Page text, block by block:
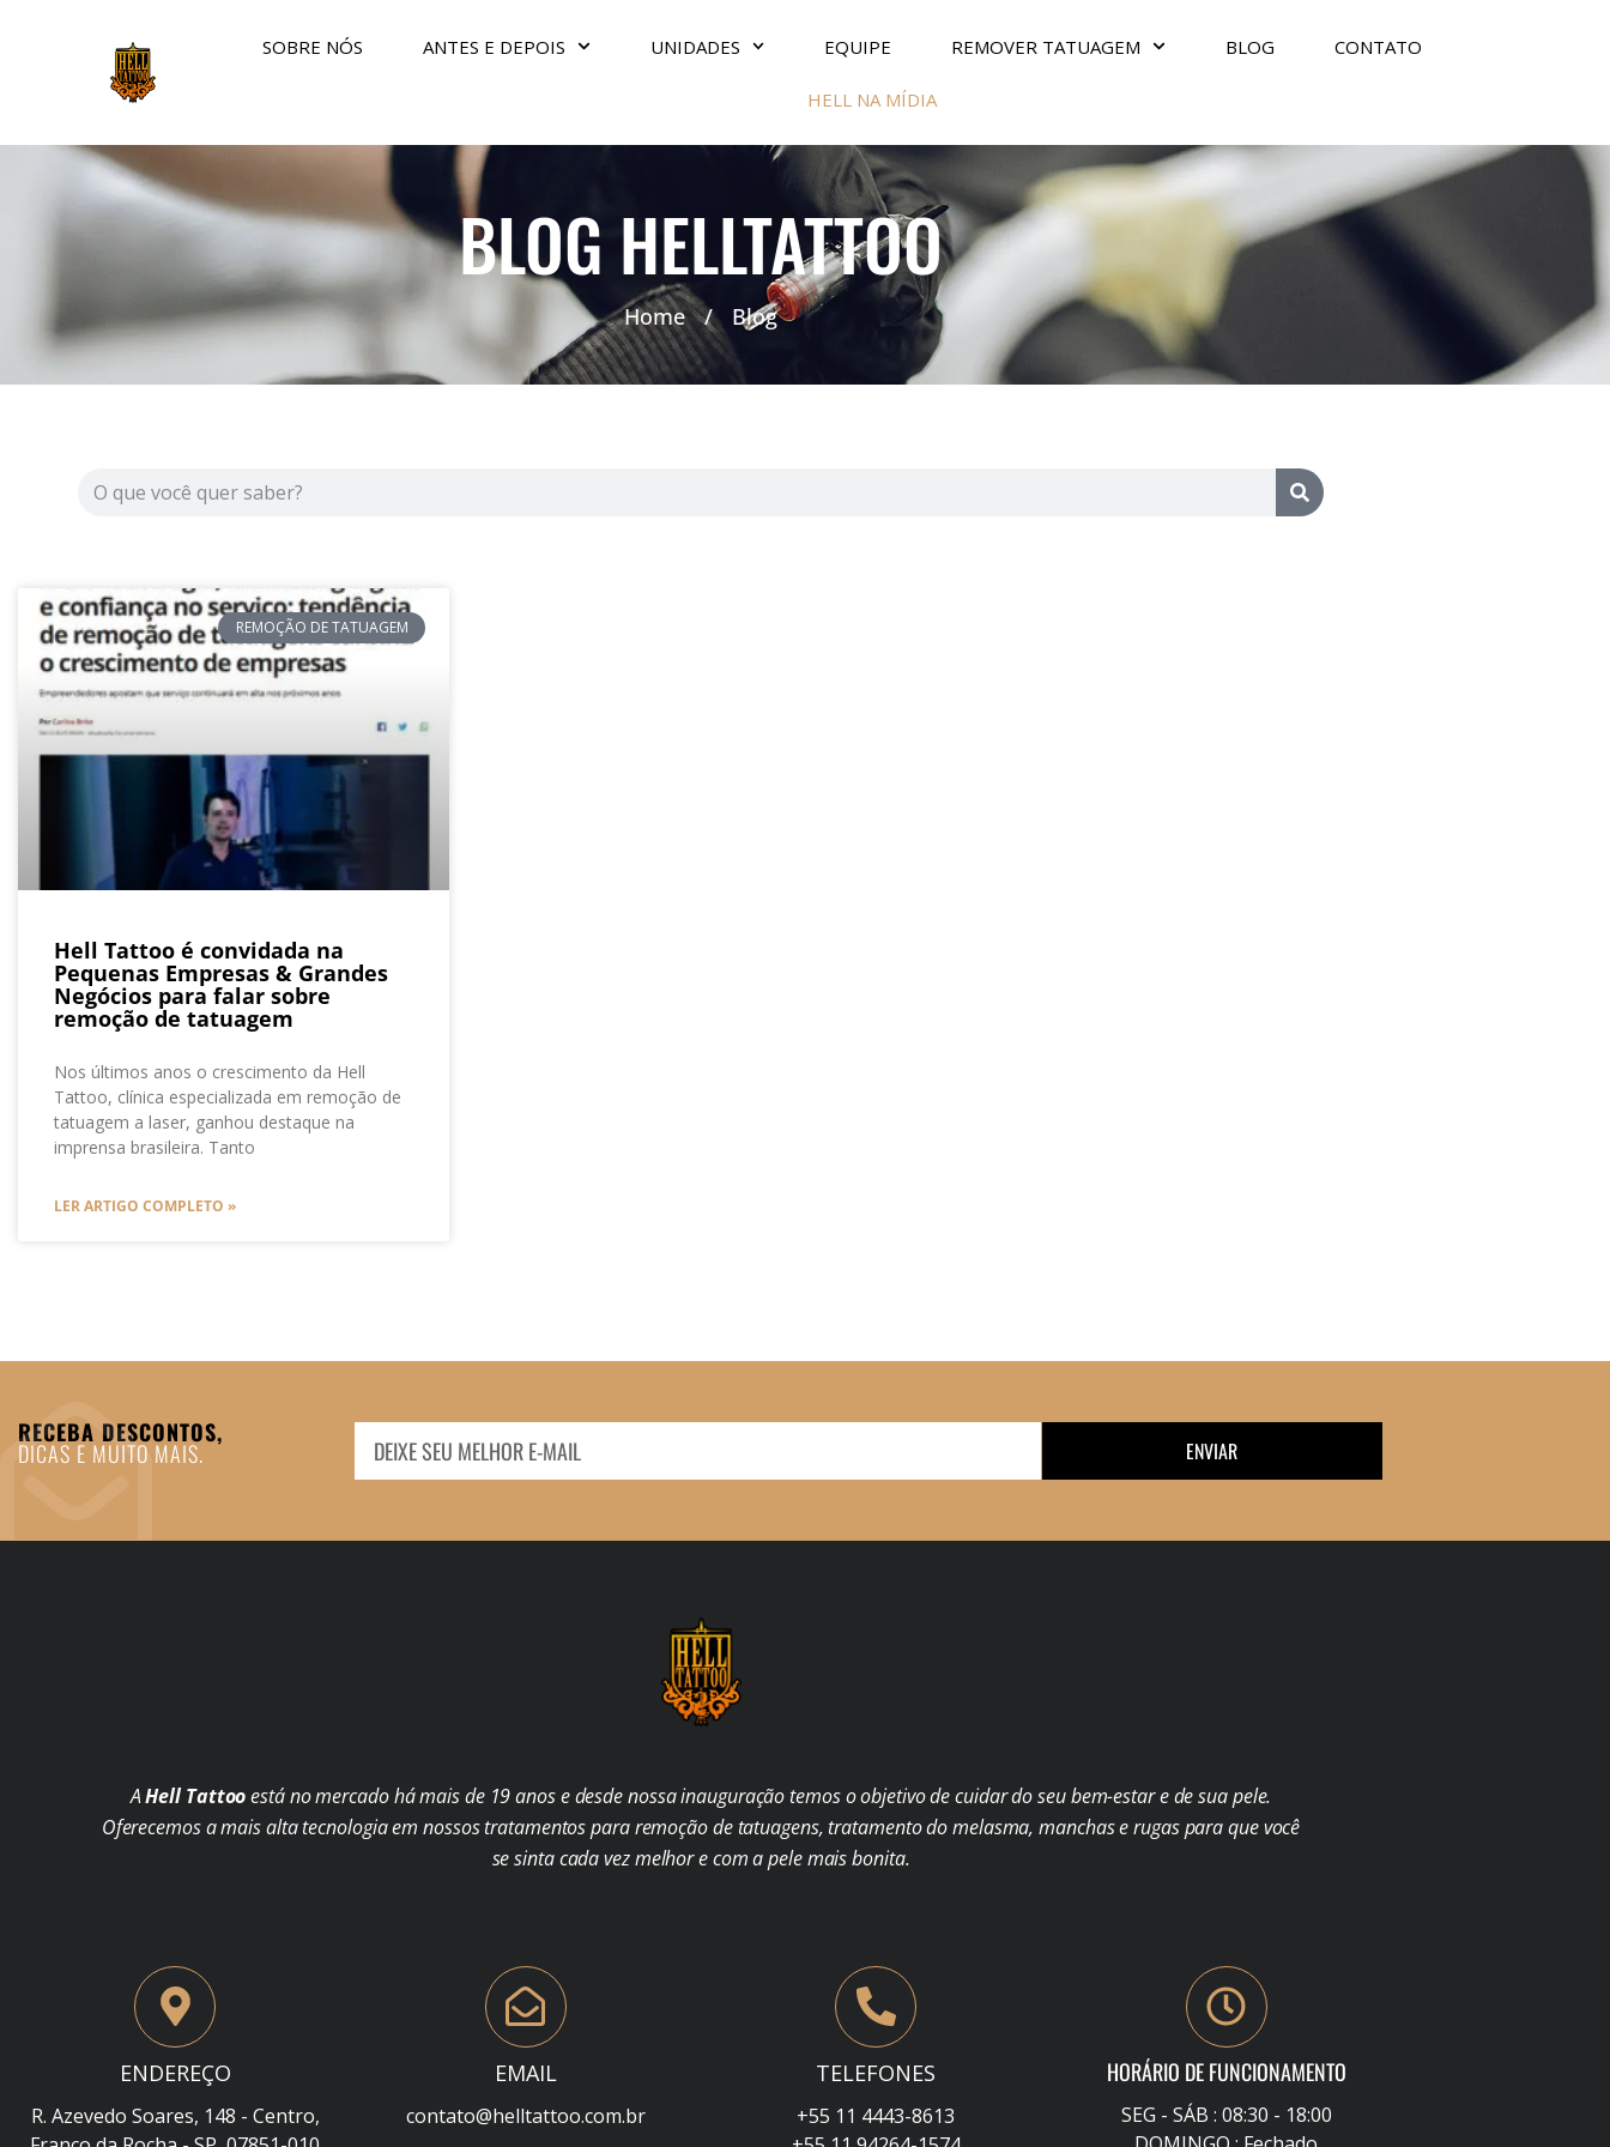
SOBRE NÓS ANTES E DEPOIS UNIDADES EQUIPE REMOVER TATUAGEM BLOG CONTATO
HELL NA MÍDIA
BLOG HELLTATTOO
Home / Blog
REMOÇÃO DE TATUAGEM
Hell Tattoo é convidada na
Pequenas Empresas & Grandes
Negócios para falar sobre
remoção de tatuagem
Nos últimos anos o crescimento da Hell
Tattoo, clínica especializada em remoção de
tatuagem a laser, ganhou destaque na
imprensa brasileira. Tanto
LER ARTIGO COMPLETO »
RECEBA DESCONTOS,
DICAS E MUITO MAIS. ENVIAR
AHell Tattooestá no mercado há mais de 19 anos e desde nossa inauguração temos o objetivo de cuidar do seu bem-estar e de sua pele.
Oferecemos a mais alta tecnologia em nossos tratamentos para remoção de tatuagens, tratamento do melasma, manchas e rugas para que você
se sinta cada vez melhor e com a pele mais bonita.
ENDEREÇO
R. Azevedo Soares, 148 - Centro,
EMAIL
contato@helltattoo.com.br
TELEFONES
+55 11 4443-8613
HORÁRIO DE FUNCIONAMENTO
SEG - SÁB : 08:30 - 18:00